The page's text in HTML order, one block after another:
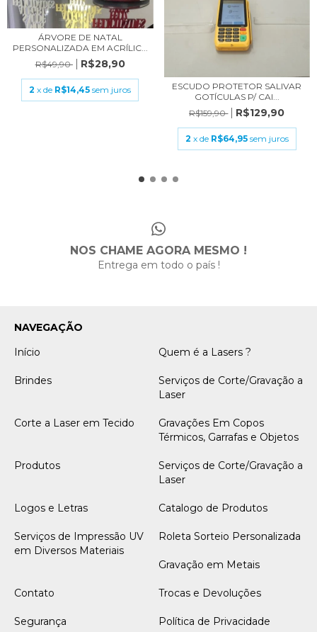
ÁRVORE DE NATAL
PERSONALIZADA EM ACRÍLIC...
R$49,90
R$28,90
2 x de R$14,45 sem juros
ESCUDO PROTETOR SALIVAR
GOTÍCULAS P/ CAI...
R$159,90
R$129,90
2 x de R$64,95 sem juros
NOS CHAME AGORA MESMO !
Entrega em todo o país !
NAVEGAÇÃO
Início
Quem é a Lasers ?
Brindes
Serviços de Corte/Gravação a
Laser
Corte a Laser em Tecido
Gravações Em Copos
Térmicos, Garrafas e Objetos
Produtos
Serviços de Corte/Gravação a
Laser
Logos e Letras Catalogo de Produtos
Serviços de Impressão UV
em Diversos Materiais
Roleta Sorteio Personalizada
Gravação em Metais
Contato Trocas e Devoluções
Segurança Política de Privacidade